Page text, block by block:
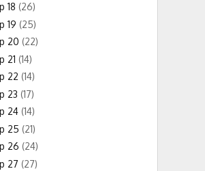
18 (26)
19 (25)
20 (22)
21 (14)
22 (14)
23 (17)
24 (14)
25 (21)
26 (24)
27 (27)